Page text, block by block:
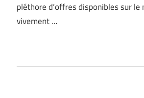
pléthore d’offres disponibles sur le
vivement …